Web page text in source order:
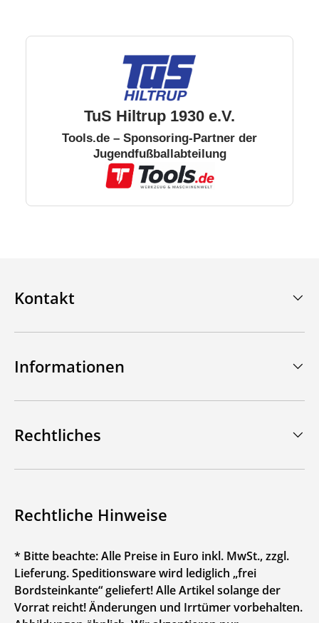
TuS Hiltrup 1930 e.V.
Tools.de – Sponsoring-Partner der
Jugendfußballabteilung
Kontakt
Informationen
Rechtliches
Rechtliche Hinweise
* Bitte beachte: Alle Preise in Euro inkl. MwSt., zzgl.
Lieferung. Speditionsware wird lediglich „frei
Bordsteinkante“ geliefert! Alle Artikel solange der
Vorrat reicht! Änderungen und Irrtümer vorbehalten.